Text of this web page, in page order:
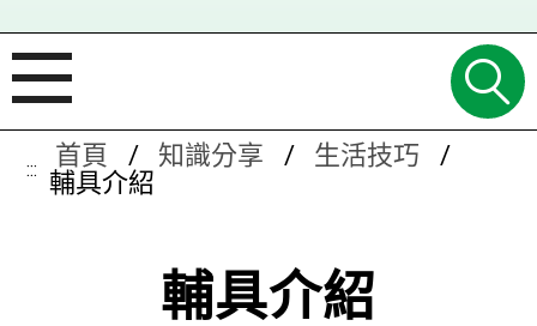
::: 首頁 知識分享
生活技巧
輔具介紹
輔具介紹